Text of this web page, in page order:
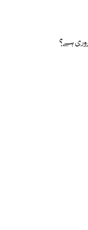
ہے؟